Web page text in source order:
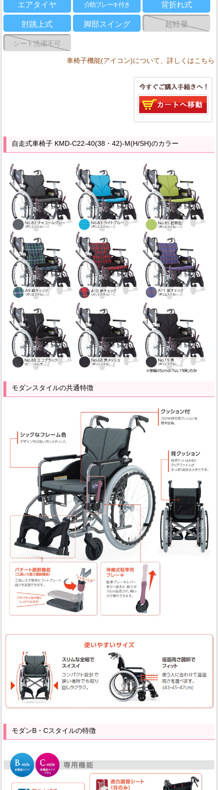
エアタイヤ 介助ブレーキ付き 背折れ式
肘跳上式 脚部スイング 超軽量
シート洗濯不可
車椅子機能(アイコン)について、詳しくはこちら
自走式車椅子 KMD-C22-40(38・42)-M(H/SH)のカラー
モダンスタイルの共通特徴
モダンB・Cスタイルの特徴